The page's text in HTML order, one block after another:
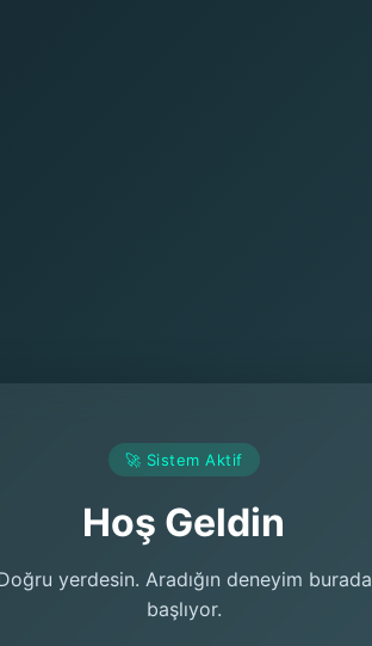
🚀 Sistem Aktif
Hoş Geldin
yerdesin. Aradığın deneyim burada
başlıyor.